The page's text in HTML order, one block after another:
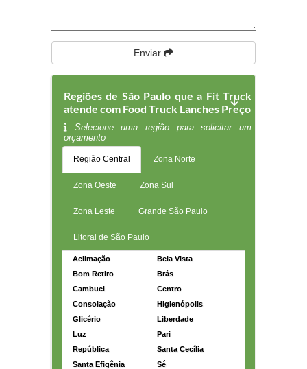
Enviar
Regiões de São Paulo que a Fit Truck
atende com Food Truck Lanches Preço
Selecione uma região para solicitar um
orçamento
Região Central Zona Norte
Zona Oeste Zona Sul
Zona Leste Grande São Paulo
Litoral de São Paulo
Aclimação
Bela Vista
Bom Retiro
Brás
Cambuci
Centro
Consolação
Higienópolis
Glicério
Liberdade
Luz
Pari
República
Santa Cecília
Santa Efigênia
Sé